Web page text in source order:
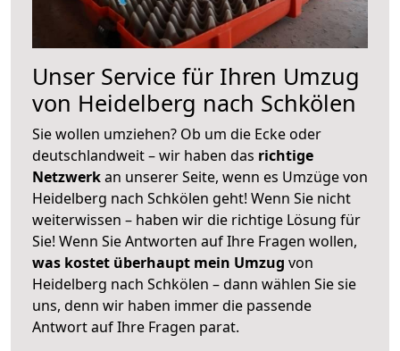
Unser Service für Ihren Umzug
von Heidelberg nach Schkölen
Sie wollen umziehen? Ob um die Ecke oder
deutschlandweit – wir haben das richtige
Netzwerkan unserer Seite, wenn es Umzüge von
Heidelberg nach Schkölen geht! Wenn Sie nicht
weiterwissen – haben wir die richtige Lösung für
Sie! Wenn Sie Antworten auf Ihre Fragen wollen,
was kostet überhaupt mein Umzug von
Heidelberg nach Schkölen – dann wählen Sie sie
uns, denn wir haben immer die passende
Antwort auf Ihre Fragen parat.